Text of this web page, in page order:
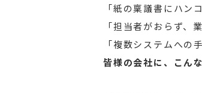
「紙の稟議書にハン
「担当者がおらず、
「複数システムへの
皆様の会社に、こん